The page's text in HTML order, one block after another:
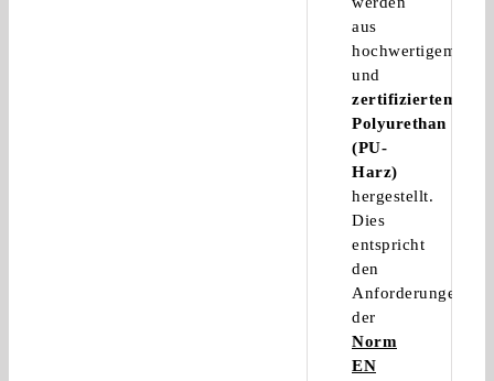
aus
hochwertigem
und
zertifiziertem
Polyurethan
(PU-
Harz)
hergestellt.
Dies
entspricht
den
Anforderungen
der
Norm
EN